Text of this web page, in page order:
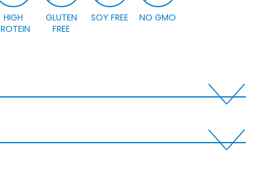
HIGH
GLUTEN
FREE
SOY FREE NO GMO